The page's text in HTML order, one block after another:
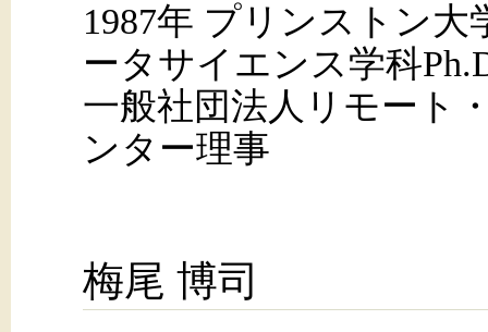
1987年 プリンストン
ータサイエンス学科
一般社団法人リモート
ンター理事
梅尾 博司